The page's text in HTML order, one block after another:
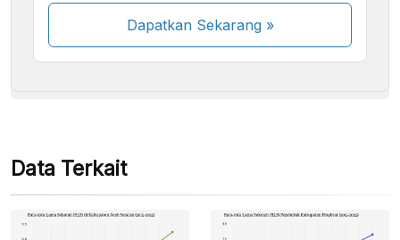
Dapatkan Sekarang»
Beberapa metode pembayaran masih dalam
Data Terkait